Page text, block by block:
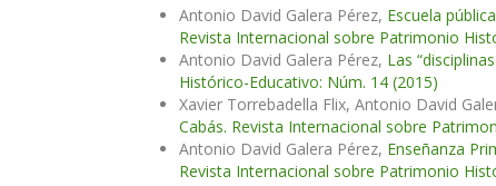
Antonio David Galera Pérez, Escuela
Revista Internacional sobre Patrimonio
Antonio David Galera Pérez, Las
Histórico-Educativo: Núm. 14 (2015)
Xavier Torrebadella Flix, Antonio David
Cabás. Revista Internacional sobre
Antonio David Galera Pérez, Enseñanza
Revista Internacional sobre Patrimonio